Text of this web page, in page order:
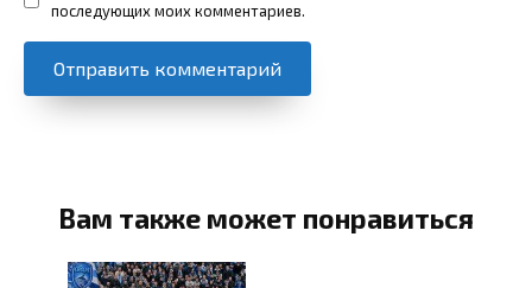
последующих моих комментариев.
Вам также может понравиться